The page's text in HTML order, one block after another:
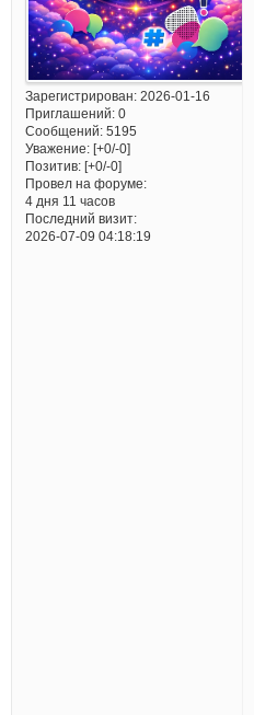
Зарегистрирован: 2026-01-16
Приглашений:0
Сообщений:5195
Уважение: [+0/-0]
Позитив: [+0/-0]
Провел на форуме:
4 дня 11 часов
Последний визит:
2026-07-09 04:18:19